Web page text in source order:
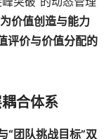
价值创造与能力
评价与价值分配的
合体系
“团队挑战目标”双